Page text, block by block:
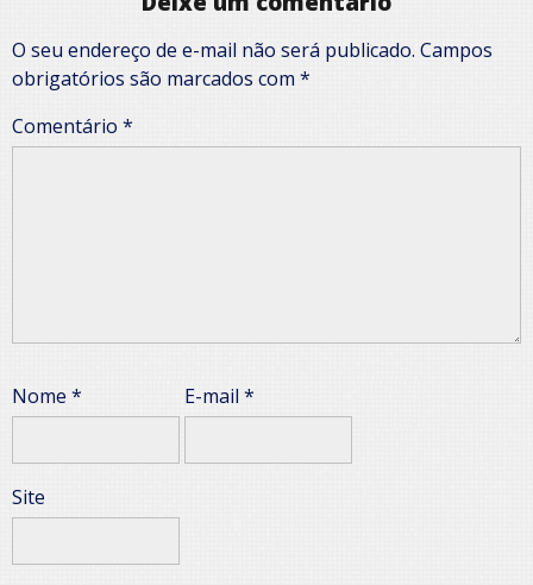
O seu endereço de e-mail não será publicado. Campos
obrigatórios são marcados com *
Comentário *
Nome * E-mail*
Site